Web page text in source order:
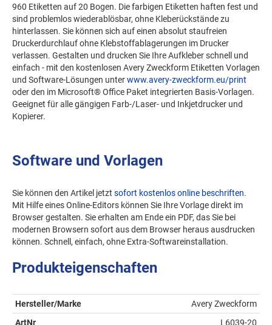
960 Etiketten auf 20 Bogen. Die farbigen Etiketten haften fest und
sind problemlos wiederablösbar, ohne Kleberückstände zu
hinterlassen. Sie können sich auf einen absolut staufreien
Druckerdurchlauf ohne Klebstoffablagerungen im Drucker
verlassen. Gestalten und drucken Sie Ihre Aufkleber schnell und
einfach - mit den kostenlosen Avery Zweckform Etiketten Vorlagen
und Software-Lösungen unterwww.avery-zweckform.eu/print
oder den im Microsoft® Office Paket integrierten Basis-Vorlagen.
Geeignet für alle gängigen Farb-/Laser- und Inkjetdrucker und
Kopierer.
Software und Vorlagen
Sie können den Artikel jetzt sofort kostenlos online beschriften.
Mit Hilfe eines Online-Editors können Sie Ihre Vorlage direkt im
Browser gestalten. Sie erhalten am Ende ein PDF, das Sie bei
modernen Browsern sofort aus dem Browser heraus ausdrucken
können. Schnell, einfach, ohne Extra-Softwareinstallation.
Produkteigenschaften
Hersteller/Marke
Avery Zweckform
ArtNr
L6039-20